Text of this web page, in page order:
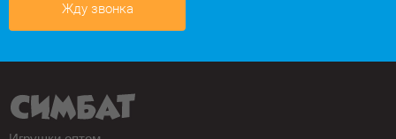
Жду звонка